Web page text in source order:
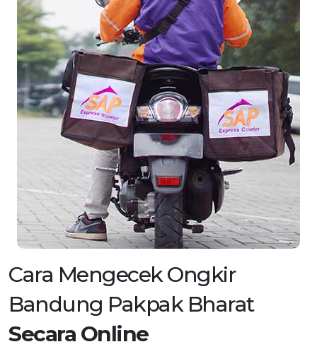
Cara Mengecek Ongkir
Bandung Pakpak Bharat
Secara Online